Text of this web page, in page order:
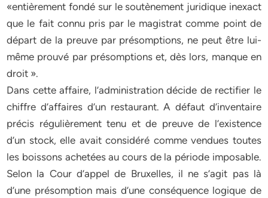
«entièrement fondé sur le soutènement juridique inexact
que le fait connu pris par le magistrat comme point de
départ de la preuve par présomptions, ne peut être lui-
même prouvé par présomptions et, dès lors, manque en
droit ».
Dans cette affaire, l’administration décide de rectifier le
chiffre d’affaires d’un restaurant. A défaut d’inventaire
précis régulièrement tenu et de preuve de l’existence
d’un stock, elle avait considéré comme vendues toutes
les boissons achetées au cours de la période imposable.
Selon la Cour d’appel de Bruxelles, il ne s’agit pas là
d’une présomption mais d’une conséquence logique de